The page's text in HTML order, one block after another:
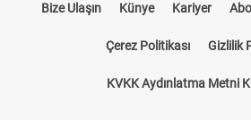
Bize Ulaşın Künye Kariyer
Çerez Politikası Gizlilik
KVKK Aydınlatma Metni